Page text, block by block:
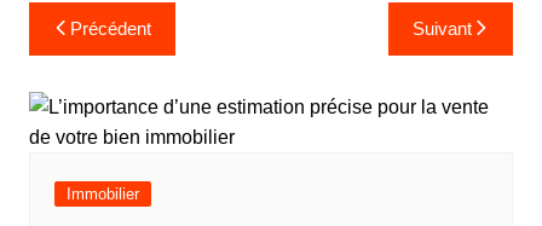
Navigation
de
l’article
Précédent Suivant
Immobilier